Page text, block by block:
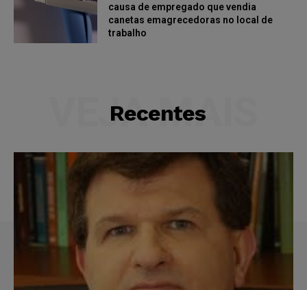
causa de empregado que vendia
canetas emagrecedoras no local de
trabalho
Recentes
VEJA MAIS